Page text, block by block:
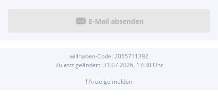
E-Mail absenden
willhaben-Code: 2055711392
Zuletzt geändert: 31.07.2026, 17:30Uhr
!Anzeige melden